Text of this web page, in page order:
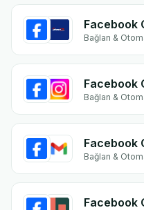
Bağlan &
Bağlan &
Bağlan &